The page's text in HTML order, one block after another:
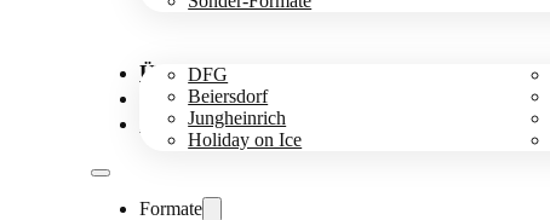
DFG
Beiersdorf
Jungheinrich
Holiday on Ice
Über uns
Projektablauf
Kontakt
Formate